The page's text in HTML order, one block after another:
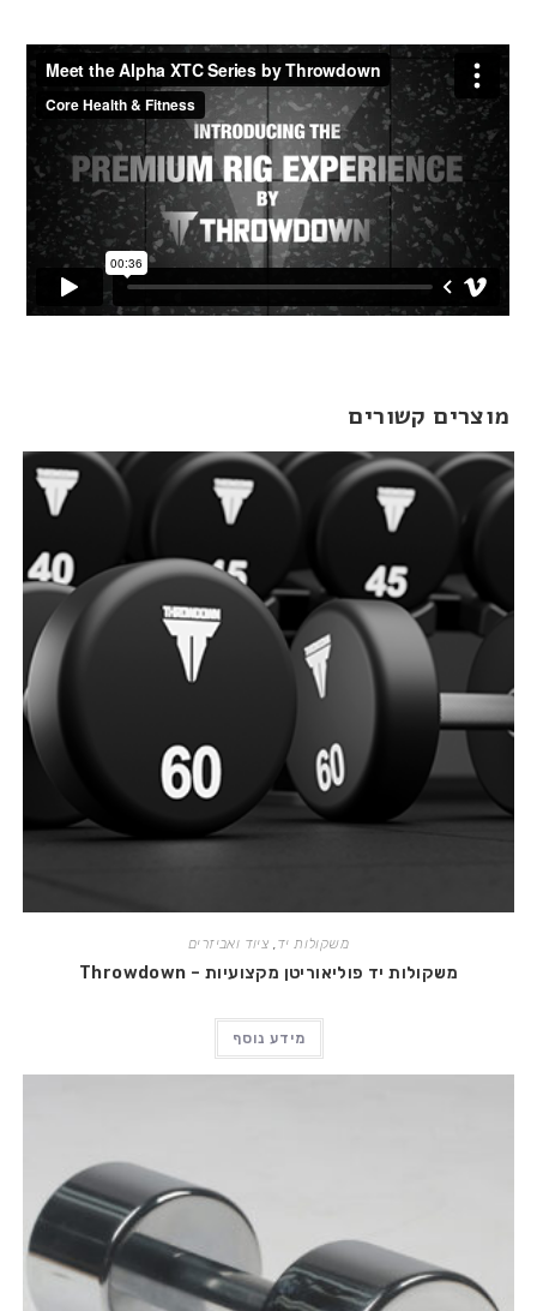
מוצרים קשורים
משקולות יד,ציוד ואביזרים
משקולות יד פוליאוריטן מקצועיות – Throwdown
מידע נוסף